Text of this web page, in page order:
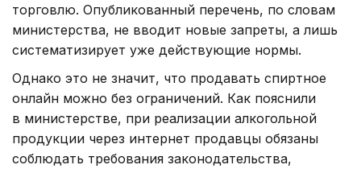
торговлю. Опубликованный перечень, по словам
министерства, не вводит новые запреты, а лишь
систематизирует уже действующие нормы.
Однако это не значит, что продавать спиртное
онлайн можно без ограничений. Как пояснили
в министерстве, при реализации алкогольной
продукции через интернет продавцы обязаны
соблюдать требования законодательства,